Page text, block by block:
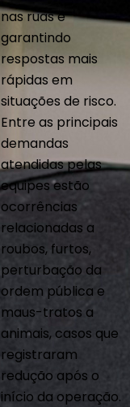
nas ruas e
garantindo
respostas mais
rápidas em
situações de risco.
Entre as principais
demandas
atendidas pelas
equipes estão
ocorrências
relacionadas a
roubos, furtos,
perturbação da
ordem pública e
maus-tratos a
animais, casos que
registraram
redução após o
início da operação.